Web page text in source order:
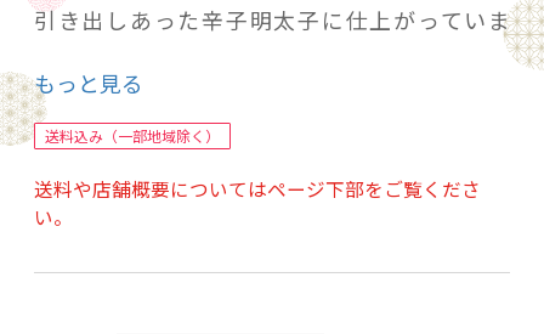
引き出しあった辛子明太子に仕上がっていま
辛いだけではない、一味違った風味を本場であ
る博多よりお届けします。
【商品内容】
昆布 20g
もっと見る
送料込み（一部地域除く）
送料や店舗概要についてはページ下部をご覧くださ
い。